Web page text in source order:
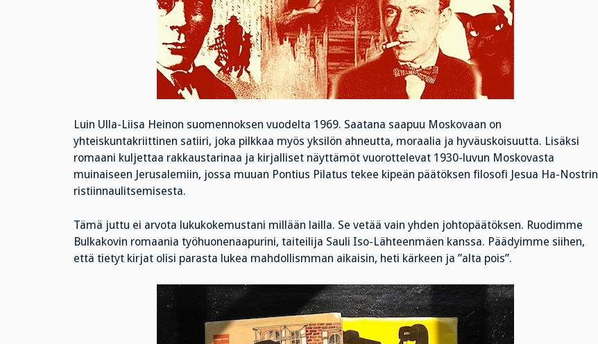
Luin Ulla-Liisa Heinon suomennoksen vuodelta 1969. Saatana saapuu Moskovaan on
yhteiskuntakriittinen satiiri, joka pilkkaa myös yksilön ahneutta, moraalia ja hyväuskoisuutta. Lisäksi
romaani kuljettaa rakkaustarinaa ja kirjalliset näyttämöt vuorottelevat 1930-luvun Moskovasta
muinaiseen Jerusalemiin, jossa muuan Pontius Pilatus tekee kipeän päätöksen filosofi Jesua Ha-Nostrin
ristiinnaulitsemisesta.
Tämä juttu ei arvota lukukokemustani millään lailla. Se vetää vain yhden johtopäätöksen. Ruodimme
Bulkakovin romaania työhuonenaapurini, taiteilija Sauli Iso-Lähteenmäen kanssa. Päädyimme siihen,
että tietyt kirjat olisi parasta lukea mahdollismman aikaisin, heti kärkeen ja ”alta pois”.